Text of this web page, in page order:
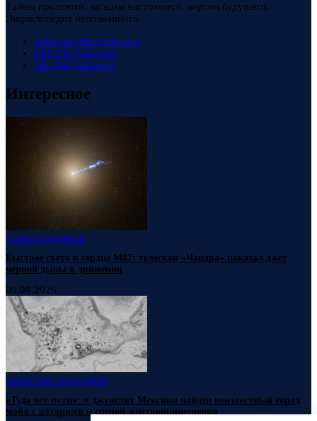
Тайны прошлого, загадки настоящего, версии будущего.
Энциклопедия непознанного.
Telegram 88k Followers
RSS 23k Followers
VK 23k Followers
Интересное
Тайны вселенной
Быстрее света в сердце М87: телескоп «Чандра» показал джет
черной дыры в движении
09.08.2026
Запретная археология
«Туда нет пути»: в джунглях Мексики найден неизвестный город
майя с алтарями и сценой жертвоприношения